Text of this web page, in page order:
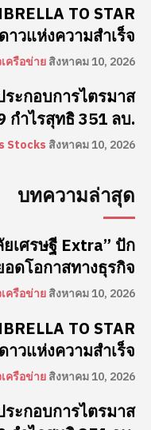
TO STAR
วแห่งความสำเร็จ
ครือข่ายสิงหาคม 10, 2026
ระกอบการไตรมาส
กำไรสุทธิ 351 ลบ.
Stocks สิงหาคม 10, 2026
บทความล่าสุด
เศรษฐี Extra” ปัก
ดโอกาสทางธุรกิจ
ครือข่ายสิงหาคม 10, 2026
TO STAR
วแห่งความสำเร็จ
ครือข่ายสิงหาคม 10, 2026
ระกอบการไตรมาส